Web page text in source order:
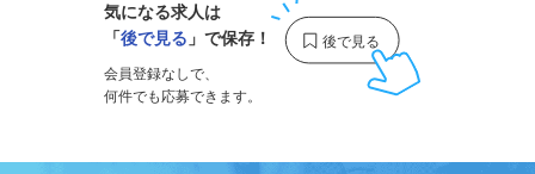
気になる求人は
「後で見る 」で保存！
会員登録なしで、
何件でも応募できます。